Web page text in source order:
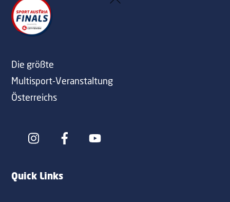
Die größte
Multisport-Veranstaltung
Österreichs
Icon
Icon
Quick Links